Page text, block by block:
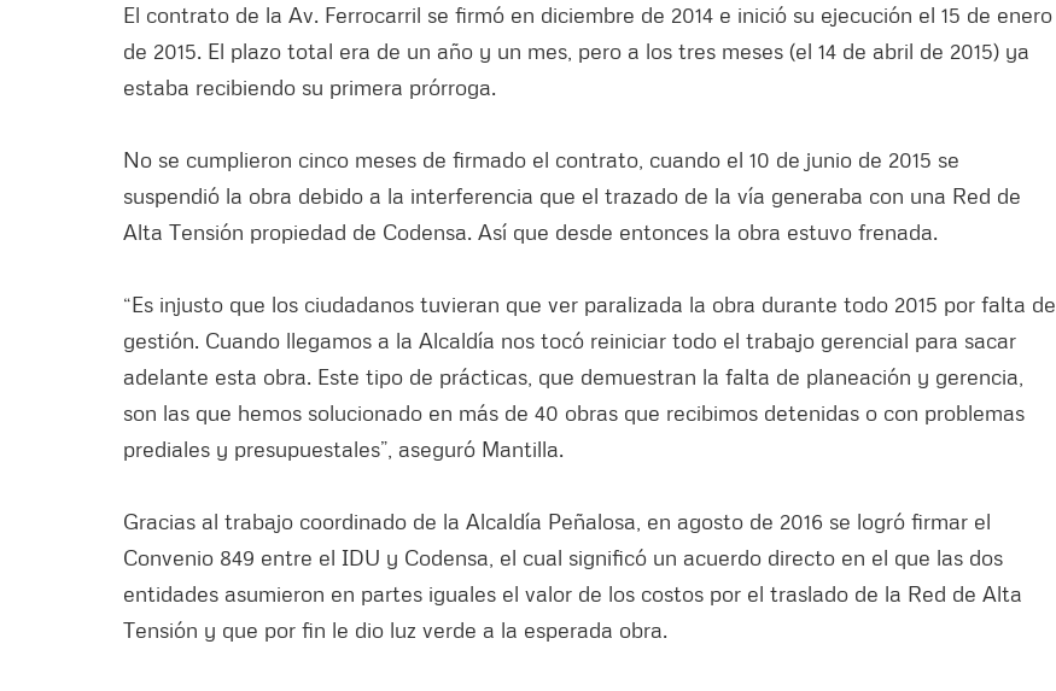
El contrato de la Av. Ferrocarril se firmó en diciembre de 2014 e inició su ejecución el 15 de enero
de 2015. El plazo total era de un año y un mes, pero a los tres meses (el 14 de abril de 2015) ya
estaba recibiendo su primera prórroga.
No se cumplieron cinco meses de firmado el contrato, cuando el 10 de junio de 2015 se
suspendió la obra debido a la interferencia que el trazado de la vía generaba con una Red de
Alta Tensión propiedad de Codensa. Así que desde entonces la obra estuvo frenada.
“Es injusto que los ciudadanos tuvieran que ver paralizada la obra durante todo 2015 por falta de
gestión. Cuando llegamos a la Alcaldía nos tocó reiniciar todo el trabajo gerencial para sacar
adelante esta obra. Este tipo de prácticas, que demuestran la falta de planeación y gerencia,
son las que hemos solucionado en más de 40 obras que recibimos detenidas o con problemas
prediales y presupuestales”, aseguró Mantilla.
Gracias al trabajo coordinado de la Alcaldía Peñalosa, en agosto de 2016 se logró firmar el
Convenio 849 entre el IDU y Codensa, el cual significó un acuerdo directo en el que las dos
entidades asumieron en partes iguales el valor de los costos por el traslado de la Red de Alta
Tensión y que por fin le dio luz verde a la esperada obra.